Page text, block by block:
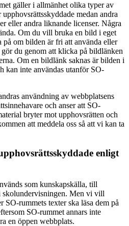
gäller i allmänhet olika typer av
medan andra
eller andra liknande licenser. Några
Om du vill bruka en bild i eget
på om bilden är fri att använda eller
du genom att klicka på bildlänken
Om en bildlänk saknas är bilden i
kan inte användas utanför SO-
användning av webbplatsens
och anser att SO-
bryter mot upphovsrätten och
att meddela oss så att vi kan ta
enligt
som kunskapskälla, till
skolundervisningen. Men vi vill
SO-rummets texter ska läsa dem på
SO-rummet annars inte
en öppen webbplats.